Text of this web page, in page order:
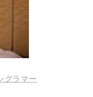
グラマー